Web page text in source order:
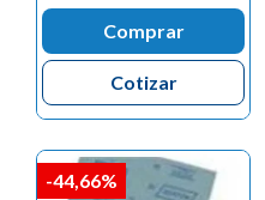
Comprar
Cotizar
-44,66%